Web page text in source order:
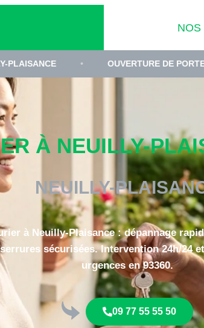
NOS
• OUVERTURE DE PORTE CLAQUÉE
À NEUILLY-
NEUILLY-
à Neuilly-Plaisance : dépannage
sécurisées. Intervention 24h/24
urgences en 93360.
09 77 55 55 50